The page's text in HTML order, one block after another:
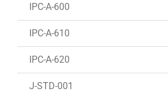
IPC-A-600
IPC-A-610
IPC-A-620
J-STD-001